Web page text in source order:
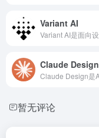
Variant AI
Claude Design
暂无评论